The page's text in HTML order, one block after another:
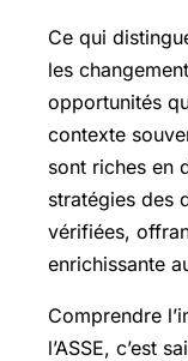
Ce qui
les
opportunités
contexte
sont riches en
stratégies des
vérifiées,
enrichissante
Comprendre
l’ASSE, c’est